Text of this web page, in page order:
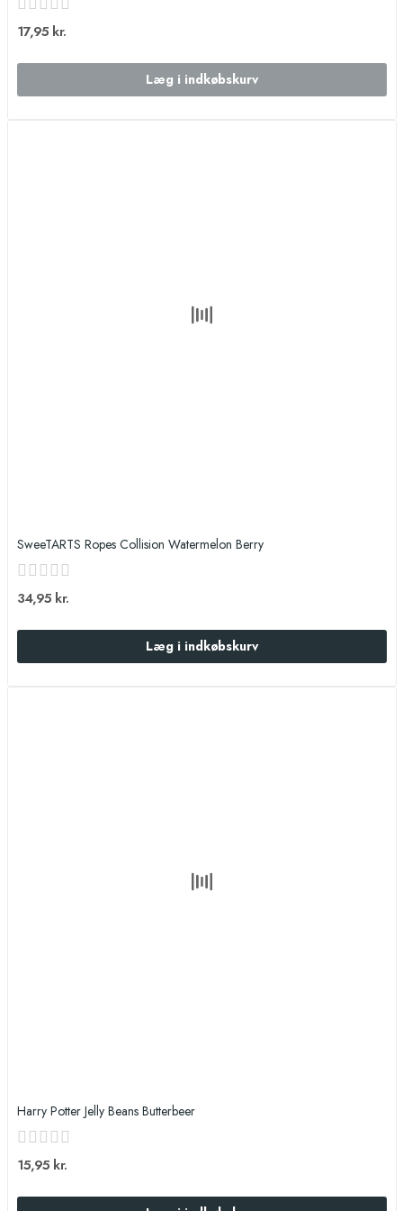
17,95 kr.
Læg i indkøbskurv
SweeTARTS Ropes Collision Watermelon Berry
34,95 kr.
Læg i indkøbskurv
Harry Potter Jelly Beans Butterbeer
15,95 kr.